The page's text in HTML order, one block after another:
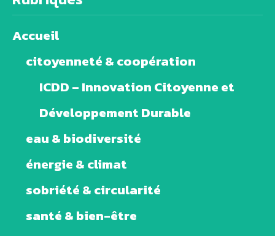
Accueil
citoyenneté & coopération
ICDD – Innovation Citoyenne et
Développement Durable
eau & biodiversité
énergie & climat
sobriété & circularité
santé & bien-être